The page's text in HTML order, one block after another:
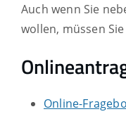
Auch wenn Sie
wollen, müssen
Online-